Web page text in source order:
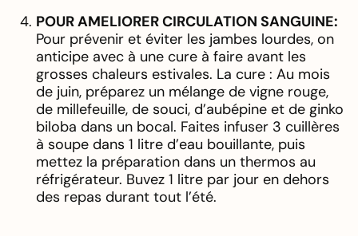
POUR AMELIORER CIRCULATION SANGUINE:
Pour prévenir et éviter les jambes lourdes, on
anticipe avec à une cure à faire avant les
grosses chaleurs estivales. La cure : Au mois
de juin, préparez un mélange de vigne rouge,
de millefeuille, de souci, d’aubépine et de ginko
biloba dans un bocal. Faites infuser 3 cuillères
à soupe dans 1 litre d’eau bouillante, puis
mettez la préparation dans un thermos au
réfrigérateur. Buvez 1 litre par jour en dehors
des repas durant tout l’été.